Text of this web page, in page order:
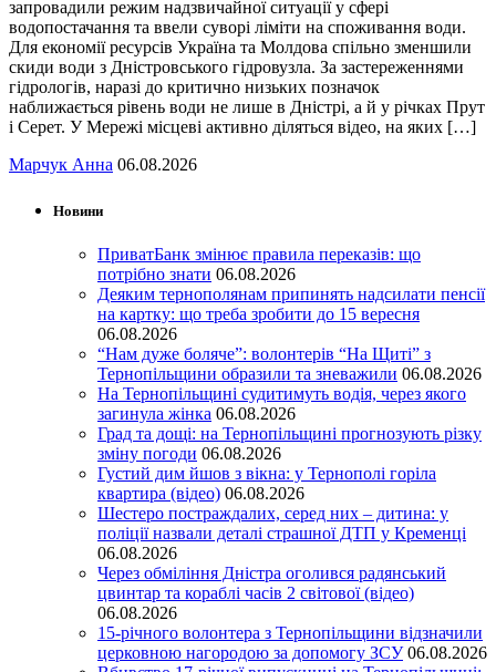
запровадили режим надзвичайної ситуації у сфері
водопостачання та ввели суворі ліміти на споживання води.
Для економії ресурсів Україна та Молдова спільно зменшили
скиди води з Дністровського гідровузла. За застереженнями
гідрологів, наразі до критично низьких позначок
наближається рівень води не лише в Дністрі, а й у річках Прут
і Серет. У Мережі місцеві активно діляться відео, на яких […]
Марчук Анна 06.08.2026
Новини
ПриватБанк змінює правила переказів: що
потрібно знати 06.08.2026
Деяким тернополянам припинять надсилати пенсії
на картку: що треба зробити до 15 вересня
06.08.2026
“Нам дуже боляче”: волонтерів “На Щиті” з
Тернопільщини образили та зневажили 06.08.2026
На Тернопільщині судитимуть водія, через якого
загинула жінка 06.08.2026
Град та дощі: на Тернопільщині прогнозують різку
зміну погоди 06.08.2026
Густий дим йшов з вікна: у Тернополі горіла
квартира (відео) 06.08.2026
Шестеро постраждалих, серед них – дитина: у
поліції назвали деталі страшної ДТП у Кременці
06.08.2026
Через обміління Дністра оголився радянський
цвинтар та кораблі часів 2 світової (відео)
06.08.2026
15-річного волонтера з Тернопільщини відзначили
церковною нагородою за допомогу ЗСУ 06.08.2026